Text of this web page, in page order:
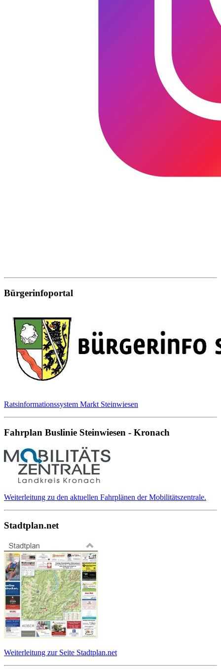
Bürgerinfoportal
Ratsinformationssystem Markt Steinwiesen
Fahrplan Buslinie Steinwiesen - Kronach
Weiterleitung zu den aktuellen Fahrplänen der Mobilitätszentrale.
Stadtplan.net
Weiterleitung zur Seite Stadtplan.net